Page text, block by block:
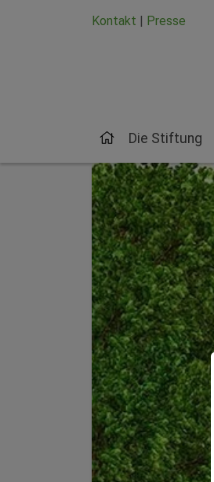
Kontakt | Presse
Die Stiftung